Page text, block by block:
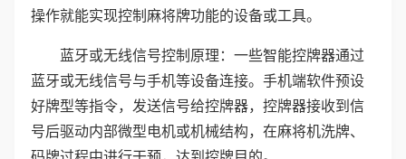
操作就能实现控制麻将牌功能的设备或工具。
蓝牙或无线信号控制原理：一些智能控牌器通过
蓝牙或无线信号与手机等设备连接。手机端软件预设
好牌型等指令，发送信号给控牌器，控牌器接收到信
号后驱动内部微型电机或机械结构，在麻将机洗牌、